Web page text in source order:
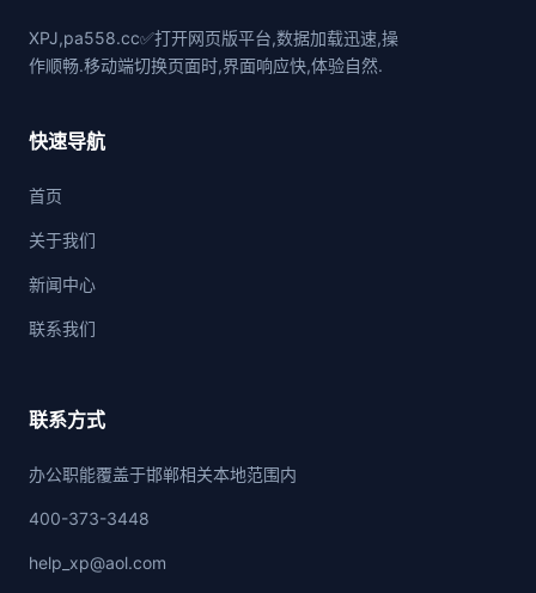
XPJ,pa558.cc✅打开网页版平台,数据加载迅速,操
作顺畅.移动端切换页面时,界面响应快,体验自然.
快速导航
首页
关于我们
新闻中心
联系我们
联系方式
办公职能覆盖于邯郸相关本地范围内
400-373-3448
help_xp@aol.com